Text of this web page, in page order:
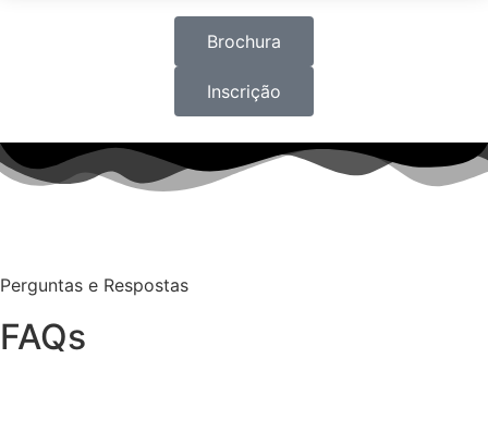
Brochura
Inscrição
Perguntas e Respostas
FAQs